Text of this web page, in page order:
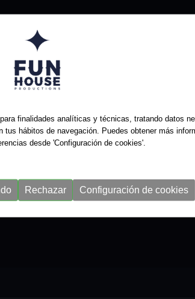
finalidades analíticas y técnicas, tratando datos
tus hábitos de navegación. Puedes obtener más
desde 'Configuración de cookies'.
Rechazar Configuración de cookies